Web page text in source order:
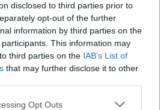
disclosed to third parties prior to
opt-out of the further
information by third parties on the
participants. This information may
third parties on the IAB’s List of
that may further disclose it to other
app uses one or more Google
Opt Outs